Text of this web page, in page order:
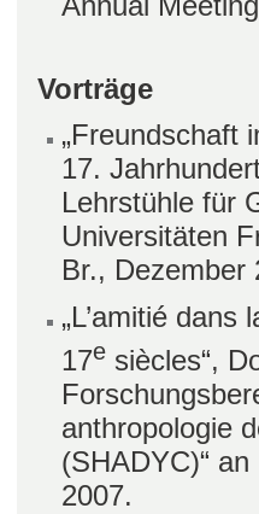
Vorträge
„Freundschaft
17.
Lehrstühle für
Universitäten
Br., Dezember
„L’amitié
17e siècles“,
anthropologie
(SHADYC)“
2007.